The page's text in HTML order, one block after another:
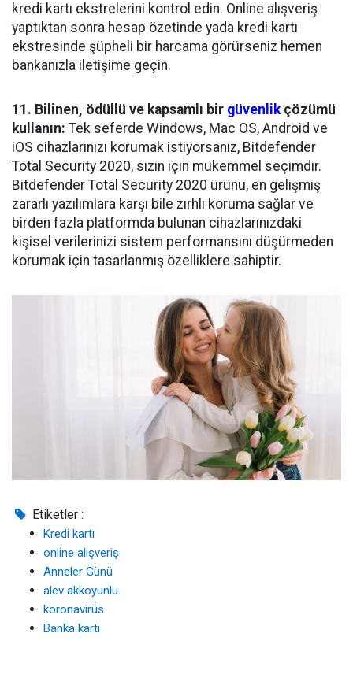
kredi kartı ekstrelerini kontrol edin. Online alışveriş
yaptıktan sonra hesap özetinde yada kredi kartı
ekstresinde şüpheli bir harcama görürseniz hemen
bankanızla iletişime geçin.
11. Bilinen, ödüllü ve kapsamlı bir güvenlikçözümü
kullanın: Tek seferde Windows, Mac OS, Android ve
iOS cihazlarınızı korumak istiyorsanız, Bitdefender
Total Security 2020, sizin için mükemmel seçimdir.
Bitdefender Total Security 2020 ürünü, en gelişmiş
zararlı yazılımlara karşı bile zırhlı koruma sağlar ve
birden fazla platformda bulunan cihazlarınızdaki
kişisel verilerinizi sistem performansını düşürmeden
korumak için tasarlanmış özelliklere sahiptir.
Etiketler :
Kredi kartı
online alışveriş
Anneler Günü
alev akkoyunlu
koronavirüs
Banka kartı